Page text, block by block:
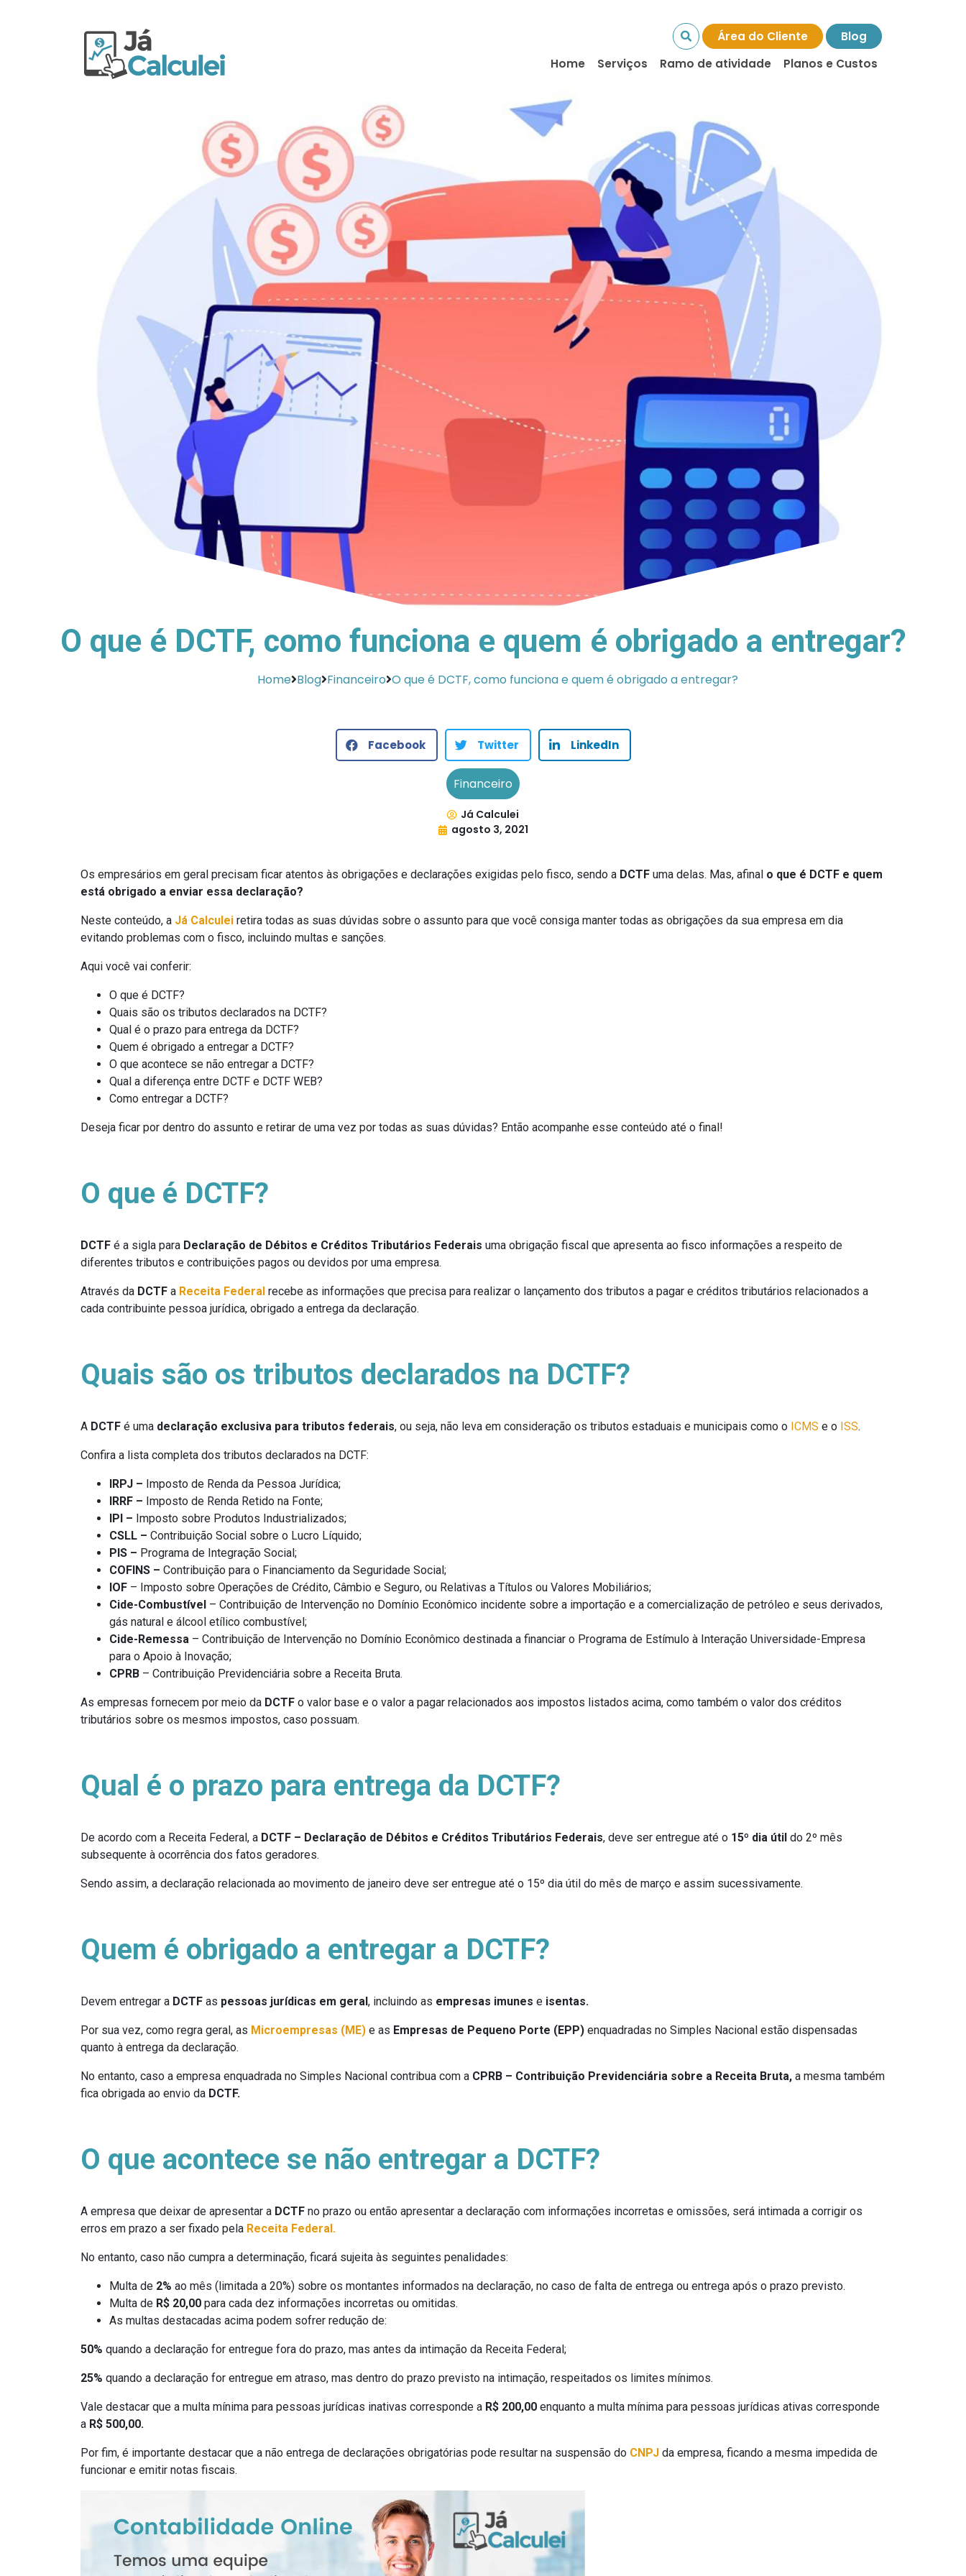
Área do Cliente
Blog
Home
Serviços Ramo de atividade Planos e Custos
O que é DCTF, como funciona e quem é obrigado a entregar?
Home Blog Financeiro O que é DCTF, como funciona e quem é obrigado a entregar?
Facebook Twitter LinkedIn
Financeiro
Já Calculei
agosto 3, 2021
Os empresários em geral precisam ficar atentos às obrigações e declarações exigidas pelo fisco, sendo a DCTF uma delas. Mas, afinal o que é DCTF e quem
está obrigado a enviar essa declaração?
Neste conteúdo, a Já Calculei retira todas as suas dúvidas sobre o assunto para que você consiga manter todas as obrigações da sua empresa em dia
evitando problemas com o fisco, incluindo multas e sanções.
Aqui você vai conferir:
O que é DCTF?
Quais são os tributos declarados na DCTF?
Qual é o prazo para entrega da DCTF?
Quem é obrigado a entregar a DCTF?
O que acontece se não entregar a DCTF?
Qual a diferença entre DCTF e DCTF WEB?
Como entregar a DCTF?
Deseja ficar por dentro do assunto e retirar de uma vez por todas as suas dúvidas? Então acompanhe esse conteúdo até o final!
O que é DCTF?
DCTF é a sigla para Declaração de Débitos e Créditos Tributários Federais uma obrigação fiscal que apresenta ao fisco informações a respeito de
diferentes tributos e contribuições pagos ou devidos por uma empresa.
Através da DCTF a Receita Federal recebe as informações que precisa para realizar o lançamento dos tributos a pagar e créditos tributários relacionados a
cada contribuinte pessoa jurídica, obrigado a entrega da declaração.
Quais são os tributos declarados na DCTF?
A DCTF é uma declaração exclusiva para tributos federais, ou seja, não leva em consideração os tributos estaduais e municipais como o ICMS e o ISS.
Confira a lista completa dos tributos declarados na DCTF:
IRPJ – Imposto de Renda da Pessoa Jurídica;
IRRF – Imposto de Renda Retido na Fonte;
IPI – Imposto sobre Produtos Industrializados;
CSLL – Contribuição Social sobre o Lucro Líquido;
PIS – Programa de Integração Social;
COFINS – Contribuição para o Financiamento da Seguridade Social;
IOF – Imposto sobre Operações de Crédito, Câmbio e Seguro, ou Relativas a Títulos ou Valores Mobiliários;
Cide-Combustível – Contribuição de Intervenção no Domínio Econômico incidente sobre a importação e a comercialização de petróleo e seus derivados,
gás natural e álcool etílico combustível;
Cide-Remessa – Contribuição de Intervenção no Domínio Econômico destinada a financiar o Programa de Estímulo à Interação Universidade-Empresa
para o Apoio à Inovação;
CPRB – Contribuição Previdenciária sobre a Receita Bruta.
As empresas fornecem por meio da DCTF o valor base e o valor a pagar relacionados aos impostos listados acima, como também o valor dos créditos
tributários sobre os mesmos impostos, caso possuam.
Qual é o prazo para entrega da DCTF?
De acordo com a Receita Federal, a DCTF – Declaração de Débitos e Créditos Tributários Federais, deve ser entregue até o 15º dia útil do 2º mês
subsequente à ocorrência dos fatos geradores.
Sendo assim, a declaração relacionada ao movimento de janeiro deve ser entregue até o 15º dia útil do mês de março e assim sucessivamente.
Quem é obrigado a entregar a DCTF?
Devem entregar a DCTF as pessoas jurídicas em geral, incluindo as empresas imunes e isentas.
Por sua vez, como regra geral, as Microempresas (ME) e as Empresas de Pequeno Porte (EPP) enquadradas no Simples Nacional estão dispensadas
quanto à entrega da declaração.
No entanto, caso a empresa enquadrada no Simples Nacional contribua com a CPRB – Contribuição Previdenciária sobre a Receita Bruta, a mesma também
fica obrigada ao envio da DCTF.
O que acontece se não entregar a DCTF?
A empresa que deixar de apresentar a DCTF no prazo ou então apresentar a declaração com informações incorretas e omissões, será intimada a corrigir os
erros em prazo a ser fixado pela Receita Federal.
No entanto, caso não cumpra a determinação, ficará sujeita às seguintes penalidades:
Multa de 2% ao mês (limitada a 20%) sobre os montantes informados na declaração, no caso de falta de entrega ou entrega após o prazo previsto.
Multa de R$ 20,00 para cada dez informações incorretas ou omitidas.
As multas destacadas acima podem sofrer redução de:
50% quando a declaração for entregue fora do prazo, mas antes da intimação da Receita Federal;
25% quando a declaração for entregue em atraso, mas dentro do prazo previsto na intimação, respeitados os limites mínimos.
Vale destacar que a multa mínima para pessoas jurídicas inativas corresponde a R$ 200,00 enquanto a multa mínima para pessoas jurídicas ativas corresponde
a R$ 500,00.
Por fim, é importante destacar que a não entrega de declarações obrigatórias pode resultar na suspensão do CNPJ da empresa, ficando a mesma impedida de
funcionar e emitir notas fiscais.